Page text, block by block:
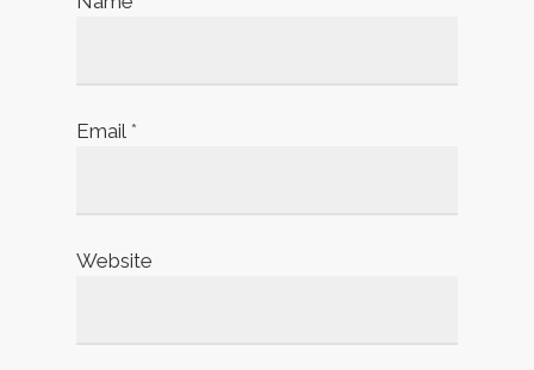
Email *
Website